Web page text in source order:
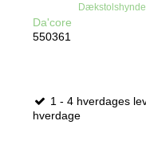
Da'core
550361
1 - 4 hverdages
hverdage